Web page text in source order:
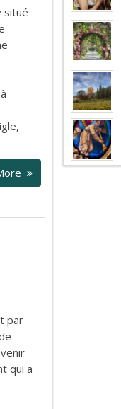
situé
par
qui a